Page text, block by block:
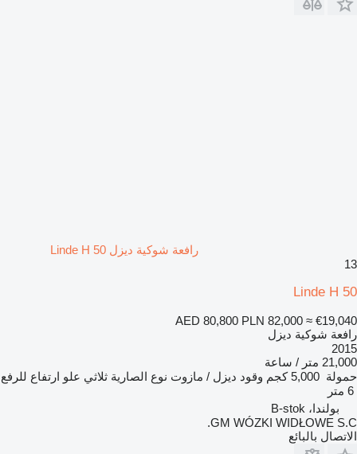
رافعة شوكية ديزل Linde H 50
13
Linde H 50
AED 80,800 PLN 82,000 ≈ €19,040
رافعة شوكية ديزل
2015
21,000 متر / ساعة
حمولة 5,000 كجم وقود ديزل / مازوت نوع الصارية ثلاثي علو ارتفاع للرفع
6 متر
بولندا، B-stok
GM WÓZKI WIDŁOWE S.C.
الاتصال بالبائع